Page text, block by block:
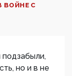
ВОЙНЕ С
но и в не